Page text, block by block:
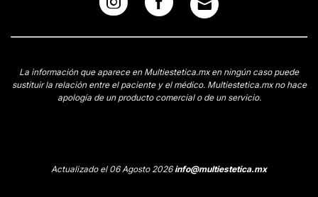
La información que aparece en Multiestetica.mx en ningún caso puede
sustituir la relación entre el paciente y el médico. Multiestetica.mx no hace
apología de un producto comercial o de un servicio.
Actualizado el 06 Agosto 2026info@multiestetica.mx